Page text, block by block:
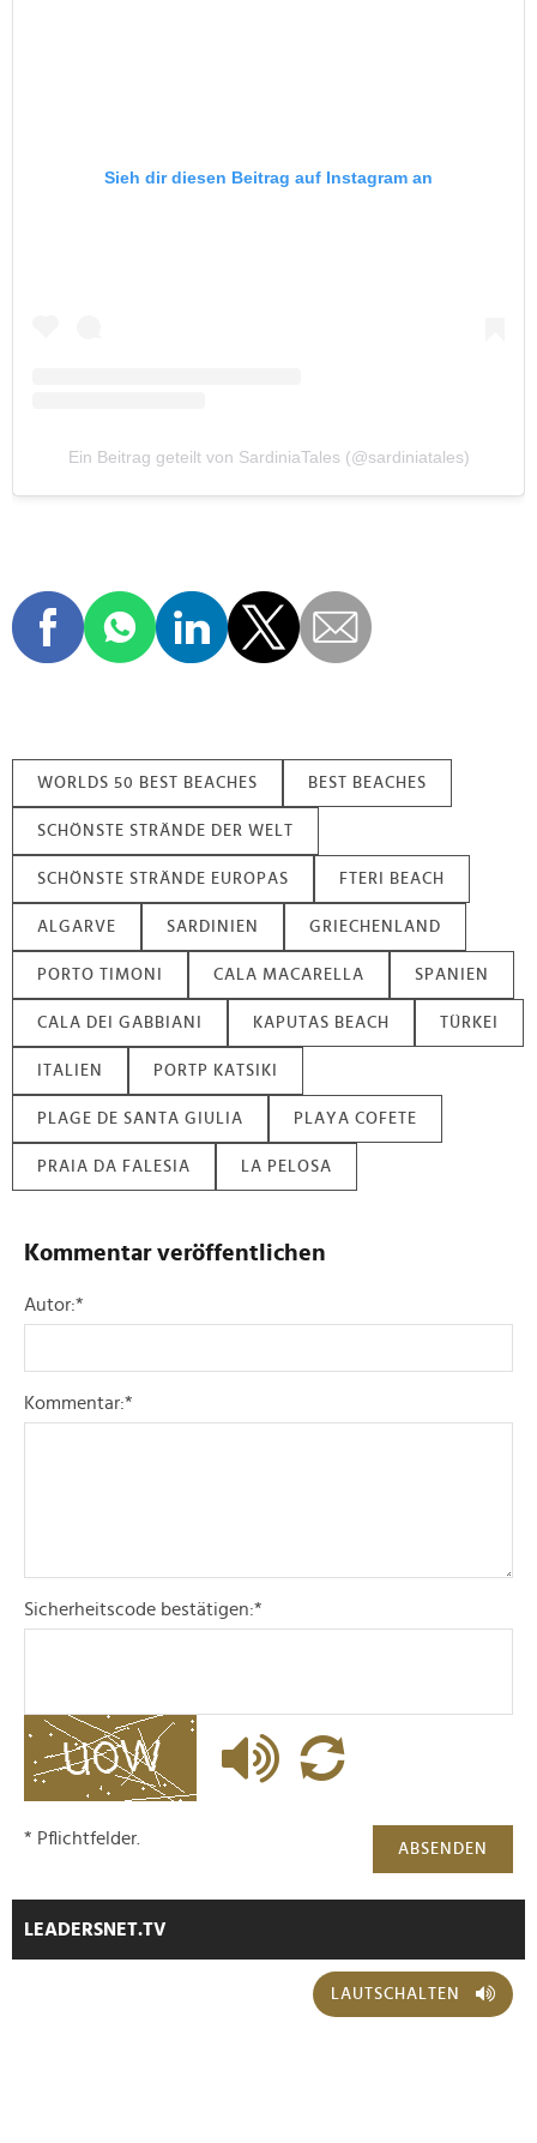
Sieh dir diesen Beitrag auf Instagram an
Ein Beitrag geteilt von SardiniaTales (@sardiniatales)
WORLDS 50 BEST BEACHES BEST BEACHES
SCHÖNSTE STRÄNDE DER WELT
SCHÖNSTE STRÄNDE EUROPAS FTERI BEACH
ALGARVE SARDINIEN GRIECHENLAND
PORTO TIMONI CALA MACARELLA SPANIEN
CALA DEI GABBIANI KAPUTAS BEACH TÜRKEI
ITALIEN PORTP KATSIKI
PLAGE DE SANTA GIULIA PLAYA COFETE
PRAIA DA FALESIA LA PELOSA
Kommentar veröffentlichen
Autor:*
Kommentar:*
Sicherheitscode bestätigen:*
ABSENDEN
* Pflichtfelder.
LEADERSNET.TV
LAUTSCHALTEN